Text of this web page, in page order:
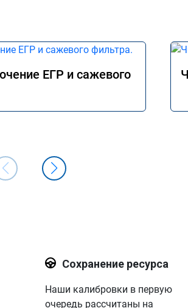
ЕГР и сажевого
Сохранение ресурса
Наши калибровки в первую
очередь рассчитаны на